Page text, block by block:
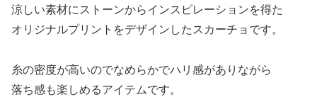
涼しい素材にストーンからインスピレーションを得た
オリジナルプリントをデザインしたスカーチョです。
糸の密度が高いのでなめらかでハリ感がありながら
落ち感も楽しめるアイテムです。